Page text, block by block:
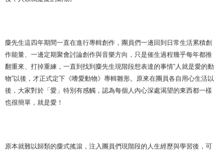
麋先生這四年期間一直在進行專輯創作，團員們一邊回到日常生活累積創
作能量、一邊定期聚會討論創作與音樂方向，只是催生過程幾乎每年都推
翻重來、打掉重練，一直到找到麋先生現階段想表達的事情“人就是愛的動
物”以後，才正式定下《嗜愛動物》專輯雛形。原來在團員各自用心生活以
後，大家對於「愛」特別有感觸，認為每個人內心深處渴望的東西都一樣
也很簡單，就是愛！
原本就難以歸類的麋式搖滾，注入團員們現階段的人生經歷與學習後，可